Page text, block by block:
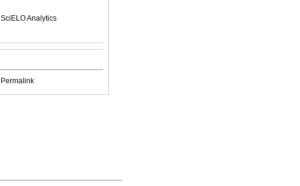
SciELO Analytics
Permalink